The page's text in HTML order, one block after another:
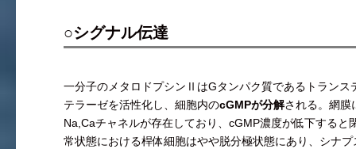
○シグナル伝達
一分子のメタロドプシンⅡはGタンパク質であるトランス
テラーゼを活性化し、細胞内のcGMPが分解される。網膜
Na,Caチャネルが存在しており、cGMP濃度が低下すると
常状態における桿体細胞はやや脱分極状態にあり、シナ